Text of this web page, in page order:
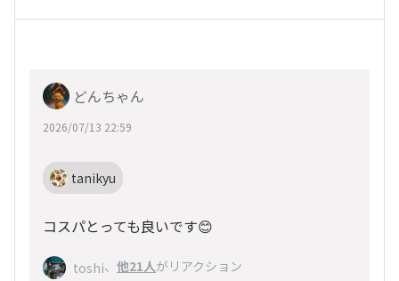
どんちゃん
2026/07/13 22:59
tanikyu
コスパとっても良いです😊
toshi、 他21人がリアクション